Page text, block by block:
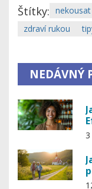
Štítky:
zdraví rukou
NEDÁVNÝ